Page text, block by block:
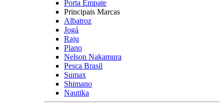
Porta Empate
Principais Marcas
Albatroz
Jogá
Raju
Plano
Nelson Nakamura
Pesca Brasil
Sumax
Shimano
Nautika